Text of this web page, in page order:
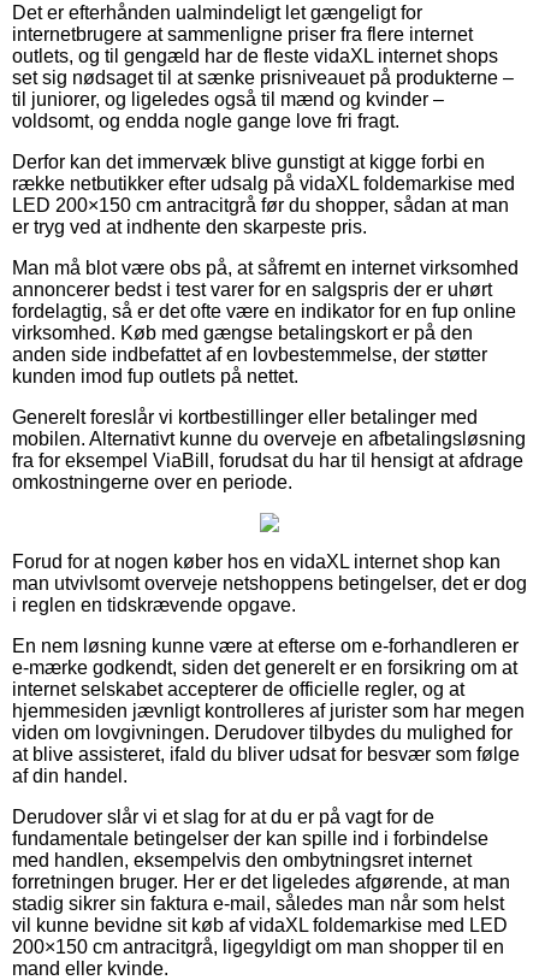
Det er efterhånden ualmindeligt let gængeligt for
internetbrugere at sammenligne priser fra flere internet
outlets, og til gengæld har de fleste vidaXL internet shops
set sig nødsaget til at sænke prisniveauet på produkterne –
til juniorer, og ligeledes også til mænd og kvinder –
voldsomt, og endda nogle gange love fri fragt.
Derfor kan det immervæk blive gunstigt at kigge forbi en
række netbutikker efter udsalg på vidaXL foldemarkise med
LED 200×150 cm antracitgrå før du shopper, sådan at man
er tryg ved at indhente den skarpeste pris.
Man må blot være obs på, at såfremt en internet virksomhed
annoncerer bedst i test varer for en salgspris der er uhørt
fordelagtig, så er det ofte være en indikator for en fup online
virksomhed. Køb med gængse betalingskort er på den
anden side indbefattet af en lovbestemmelse, der støtter
kunden imod fup outlets på nettet.
Generelt foreslår vi kortbestillinger eller betalinger med
mobilen. Alternativt kunne du overveje en afbetalingsløsning
fra for eksempel ViaBill, forudsat du har til hensigt at afdrage
omkostningerne over en periode.
Forud for at nogen køber hos en vidaXL internet shop kan
man utvivlsomt overveje netshoppens betingelser, det er dog
i reglen en tidskrævende opgave.
En nem løsning kunne være at efterse om e-forhandleren er
e-mærke godkendt, siden det generelt er en forsikring om at
internet selskabet accepterer de officielle regler, og at
hjemmesiden jævnligt kontrolleres af jurister som har megen
viden om lovgivningen. Derudover tilbydes du mulighed for
at blive assisteret, ifald du bliver udsat for besvær som følge
af din handel.
Derudover slår vi et slag for at du er på vagt for de
fundamentale betingelser der kan spille ind i forbindelse
med handlen, eksempelvis den ombytningsret internet
forretningen bruger. Her er det ligeledes afgørende, at man
stadig sikrer sin faktura e-mail, således man når som helst
vil kunne bevidne sit køb af vidaXL foldemarkise med LED
200×150 cm antracitgrå, ligegyldigt om man shopper til en
mand eller kvinde.